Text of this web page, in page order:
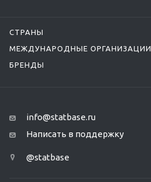
СТРАНЫ
МЕЖДУНАРОДНЫЕ ОРГАНИЗАЦИИ
БРЕНДЫ
info@statbase.ru
Написать в поддержку
@statbase